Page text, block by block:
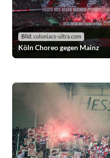
Bild: coloniacs-ultra.com
Köln Choreo gegen Mainz